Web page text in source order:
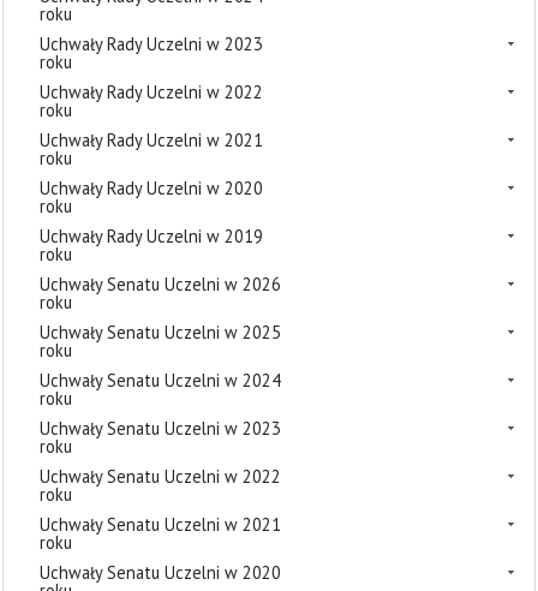
roku
Uchwały Rady Uczelni w 2023
roku
Uchwały Rady Uczelni w 2022
roku
Uchwały Rady Uczelni w 2021
roku
Uchwały Rady Uczelni w 2020
roku
Uchwały Rady Uczelni w 2019
roku
Uchwały Senatu Uczelni w 2026
roku
Uchwały Senatu Uczelni w 2025
roku
Uchwały Senatu Uczelni w 2024
roku
Uchwały Senatu Uczelni w 2023
roku
Uchwały Senatu Uczelni w 2022
roku
Uchwały Senatu Uczelni w 2021
roku
Uchwały Senatu Uczelni w 2020